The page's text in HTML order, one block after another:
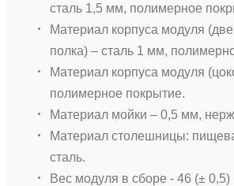
сталь 1,5 мм, полимерное
Материал корпуса модуля
полка) – сталь 1 мм,
Материал корпуса модуля
полимерное покрытие.
Материал мойки – 0,5 мм,
Материал столешницы:
сталь.
Вес модуля в сборе - 46 (± 0,5)